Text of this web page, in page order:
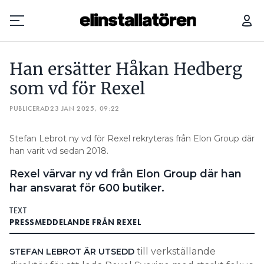
Prenumerera
Hantera prenumeration
Lediga jobb
Annonsera
Läs E-tidningen
Personuppgifter
Han ersätter Håkan Hedberg
som vd för Rexel
PUBLICERAD23 JAN 2025, 09:22
Stefan Lebrot ny vd för Rexel rekryteras från Elon Group där
han varit vd sedan 2018.
Rexel värvar ny vd från Elon Group där han
har ansvarat för 600 butiker.
TEXT
PRESSMEDDELANDE FRÅN REXEL
STEFAN LEBROT ÄR UTSEDD till verkställande
HAN ERSÄTTER HÅKAN HEDBERG SOM VD FÖR REXEL